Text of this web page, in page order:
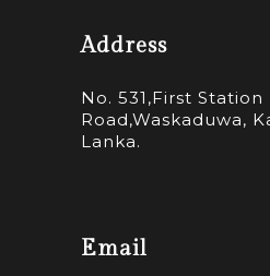
Address
No. 531,First Station
Road,Waskaduwa,
Lanka.
Email